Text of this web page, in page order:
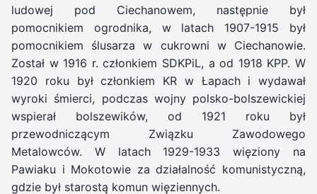
ludowej pod Ciechanowem, następnie był
pomocnikiem ogrodnika, w latach 1907-1915 był
pomocnikiem ślusarza w cukrowni w Ciechanowie.
Został w 1916 r. członkiem SDKPiL, a od 1918 KPP. W
1920 roku był członkiem KR w Łapach i wydawał
wyroki śmierci, podczas wojny polsko-bolszewickiej
wspierał bolszewików, od 1921 roku był
przewodniczącym Związku Zawodowego
Metalowców. W latach 1929-1933 więziony na
Pawiaku i Mokotowie za działalność komunistyczną,
gdzie był starostą komun więziennych.